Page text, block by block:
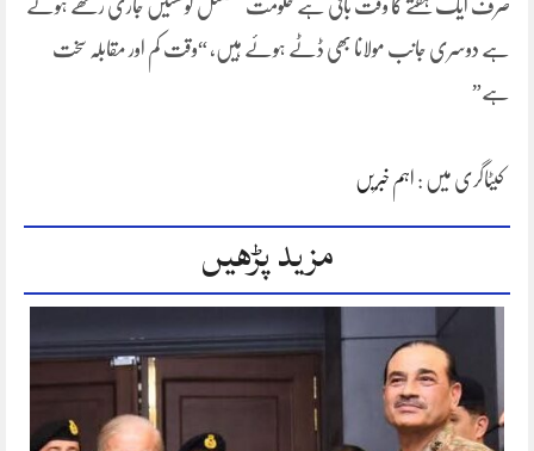
صرف ایک ہفتے کا وقت باقی ہے حکومت مسلسل کوششیں جاری رکھے ہوئے
ہے دوسری جانب مولانا بھی ڈٹے ہوئے ہیں، “وقت کم اور مقابلہ سخت
ہے”
کیٹاگری میں : اہم خبریں
مزید پڑھیں